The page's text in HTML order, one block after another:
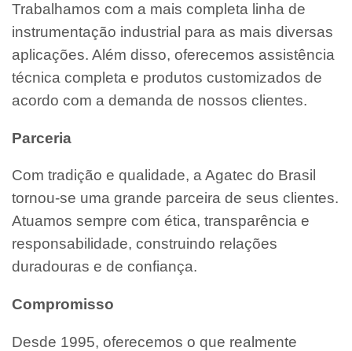
Trabalhamos com a mais completa linha de
instrumentação industrial para as mais diversas
aplicações. Além disso, oferecemos assistência
técnica completa e produtos customizados de
acordo com a demanda de nossos clientes.
Parceria
Com tradição e qualidade, a Agatec do Brasil
tornou-se uma grande parceira de seus clientes.
Atuamos sempre com ética, transparência e
responsabilidade, construindo relações
duradouras e de confiança.
Compromisso
Desde 1995, oferecemos o que realmente